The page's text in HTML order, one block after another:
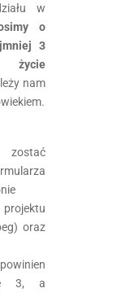
w
o
3
życie
nam
zostać
oraz
3, a